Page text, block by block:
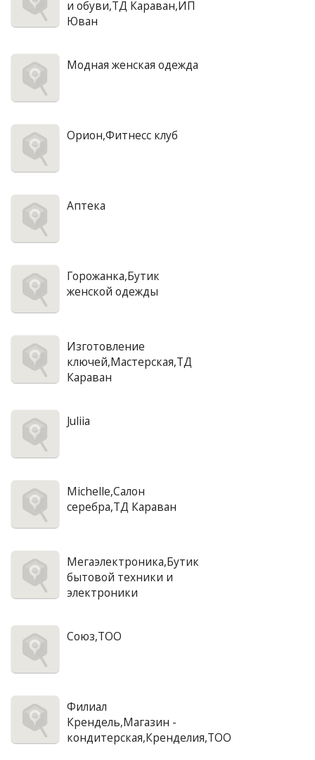
и обуви,ТД Караван,ИП
Юван
Модная женская одежда
Орион,Фитнесс клуб
Аптека
Горожанка,Бутик
женской одежды
Изготовление
ключей,Мастерская,ТД
Караван
Juliia
Michelle,Салон
серебра,ТД Караван
Мегаэлектроника,Бутик
бытовой техники и
электроники
Союз,ТОО
Филиал
Крендель,Магазин -
кондитерская,Кренделия,ТОО